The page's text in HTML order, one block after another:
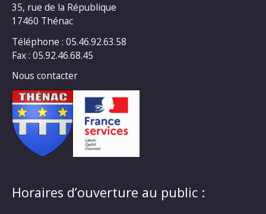
35, rue de la République
17460 Thénac
Téléphone : 05.46.92.63.58
Fax : 05.92.46.68.45
Nous contacter
Horaires d’ouverture au public :